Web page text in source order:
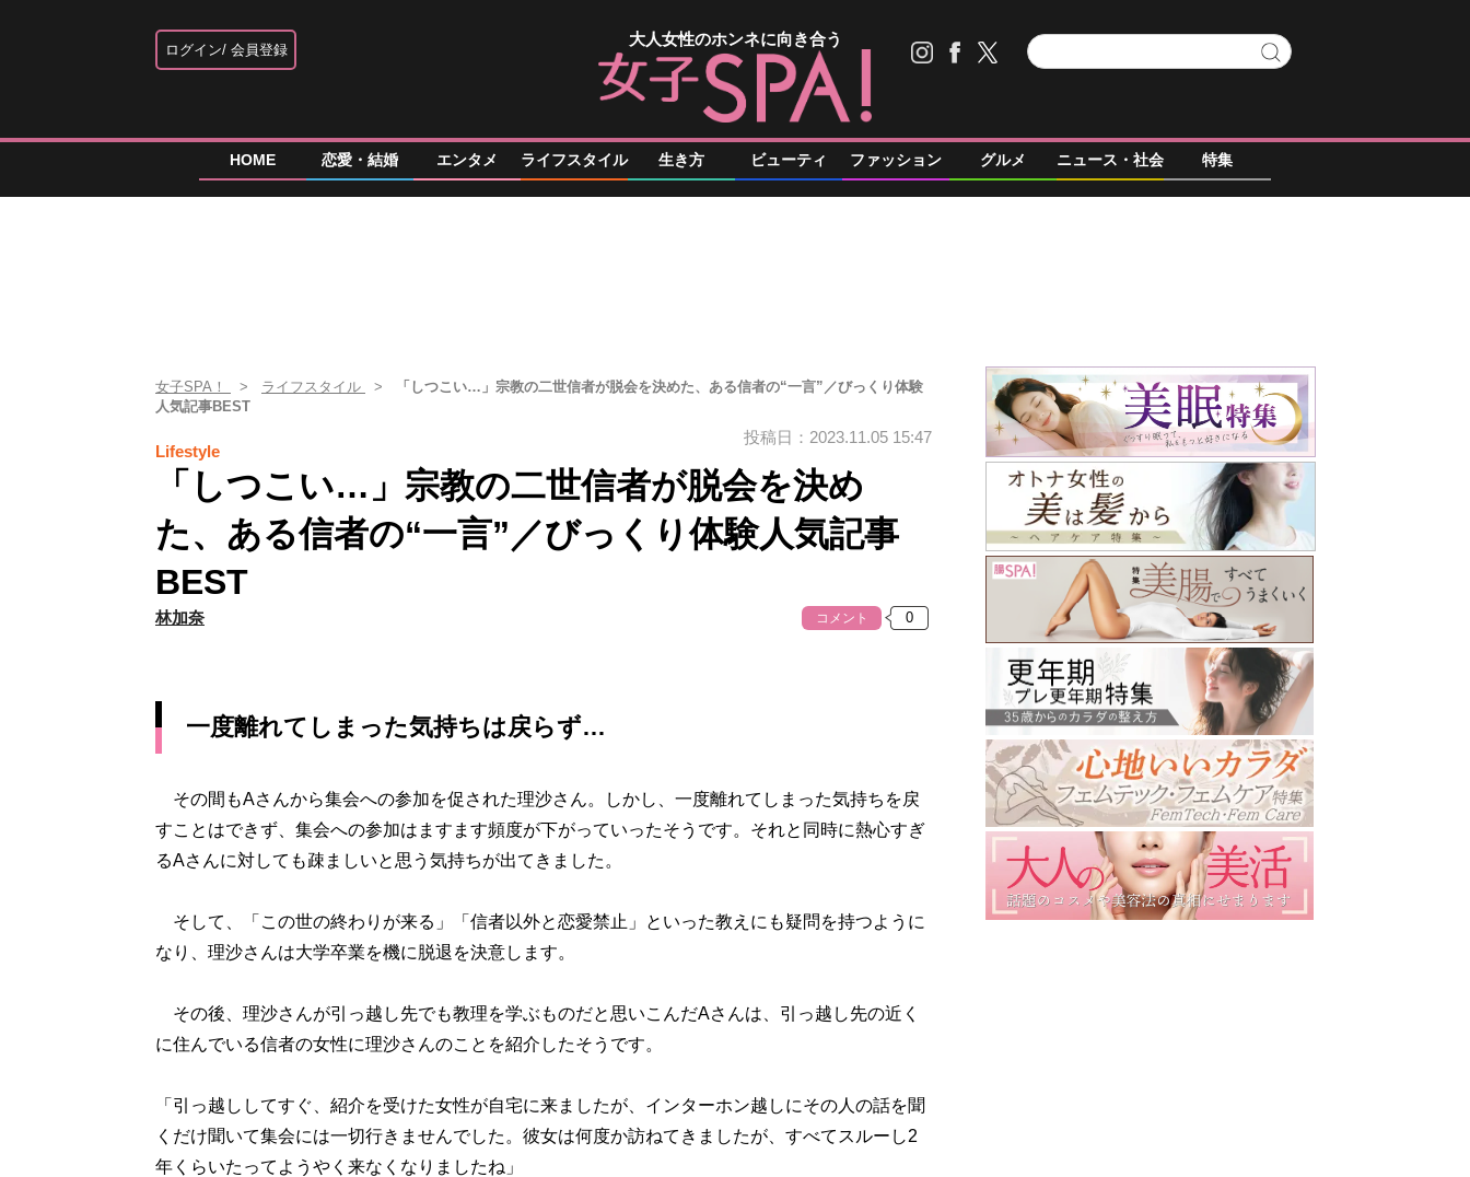
ログイン 会員登録
大人女性のホンネに向き合う
HOME 恋愛・結婚 エンタメ ライフスタイル 生き方 ビューティ ファッション グルメ ニュース・社会 特集
女子SPA！ ライフスタイル
「しつこい…」宗教の二世信者が脱会を決めた、ある信者の“一言”／びっくり体験
人気記事BEST
Lifestyle
投稿日：2023.11.05 15:47
「しつこい…」宗教の二世信者が脱会を決め
た、ある信者の“一言”／びっくり体験人気記事
BEST
林加奈 コメント
一度離れてしまった気持ちは戻らず…
その間もAさんから集会への参加を促された理沙さん。しかし、一度離れてしまった気持ちを戻
すことはできず、集会への参加はますます頻度が下がっていったそうです。それと同時に熱心すぎ
るAさんに対しても疎ましいと思う気持ちが出てきました。
そして、「この世の終わりが来る」「信者以外と恋愛禁止」といった教えにも疑問を持つように
なり、理沙さんは大学卒業を機に脱退を決意します。
その後、理沙さんが引っ越し先でも教理を学ぶものだと思いこんだAさんは、引っ越し先の近く
に住んでいる信者の女性に理沙さんのことを紹介したそうです。
「引っ越ししてすぐ、紹介を受けた女性が自宅に来ましたが、インターホン越しにその人の話を聞
くだけ聞いて集会には一切行きませんでした。彼女は何度か訪ねてきましたが、すべてスルーし2
年くらいたってようやく来なくなりましたね」